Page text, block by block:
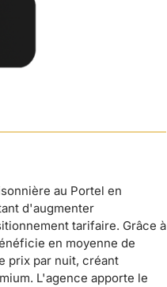
au Portel en
d'augmenter
tarifaire. Grâce à
en moyenne de
prix par nuit, créant
L'agence apporte le